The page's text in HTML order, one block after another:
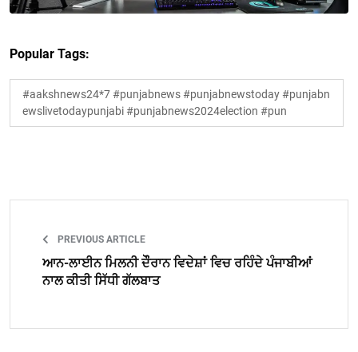
Popular Tags:
#aakshnews24*7 #punjabnews #punjabnewstoday #punjabn
ewslivetodaypunjabi #punjabnews2024election #pun
PREVIOUS ARTICLE
ਆਨ-ਲਾਈਨ ਮਿਲਨੀ ਦੌੌਰਾਨ ਵਿਦੇਸ਼ਾਂ ਵਿਚ ਰਹਿੰਦੇ ਪੰਜਾਬੀਆਂ
ਨਾਲ ਕੀਤੀ ਸਿੱਧੀ ਗੱਲਬਾਤ